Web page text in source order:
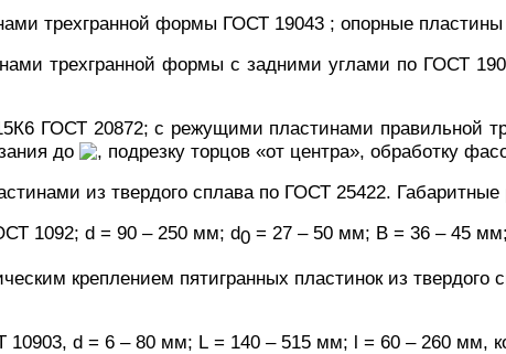
трехгранной формы ГОСТ 19043 ; опорные
трехгранной формы с задними углами по ГОСТ
ГОСТ 20872; с режущими пластинами правильной
до , подрезку торцов «от центра», обработку
из твердого сплава по ГОСТ 25422.
1092; d = 90 – 250 мм; d0 = 27 – 50 мм; В = 36 – 45 мм;
креплением пятигранных пластинок из
10903, d = 6 – 80 мм; L = 140 – 515 мм; l = 60 – 260 мм,